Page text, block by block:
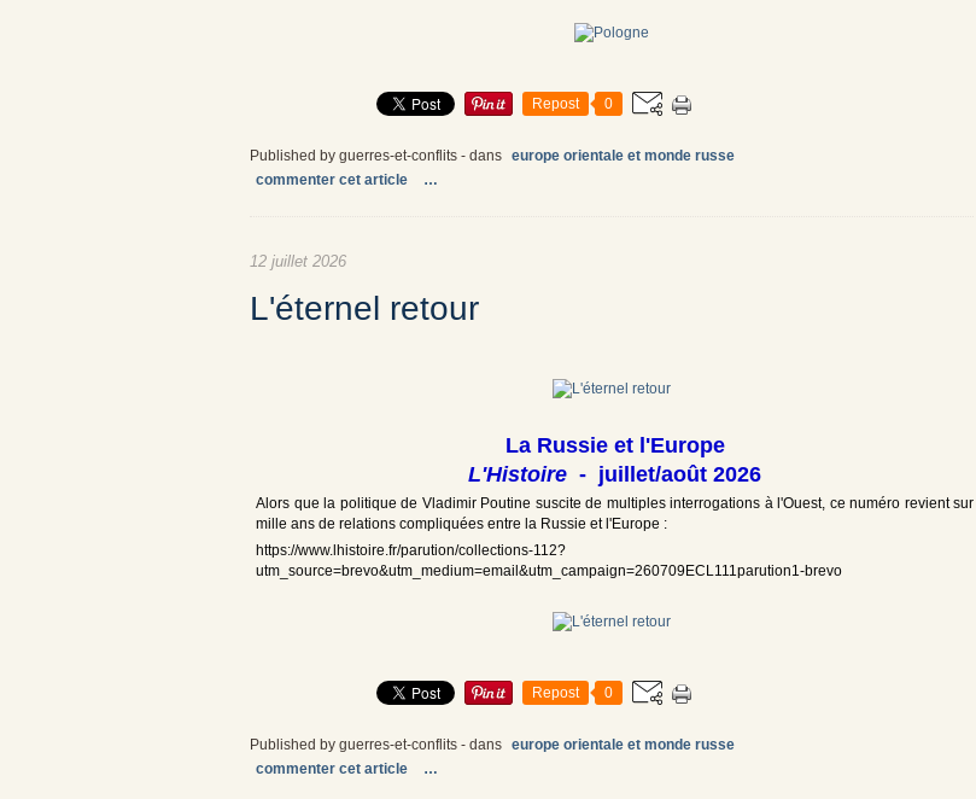
Repost 0
Published by guerres-et-conflits - dans europe orientale et monde russe
commenter cet article
…
12 juillet 2026
L'éternel retour
La Russie et l'Europe
L'Histoire - juillet/août 2026
Alors que la politique de Vladimir Poutine suscite de multiples interrogations à l'Ouest, ce numéro revient sur
mille ans de relations compliquées entre la Russie et l'Europe :
https://www.lhistoire.fr/parution/collections-112?
utm_source=brevo&utm_medium=email&utm_campaign=260709ECL111parution1-brevo
Repost 0
Published by guerres-et-conflits - dans europe orientale et monde russe
commenter cet article
…